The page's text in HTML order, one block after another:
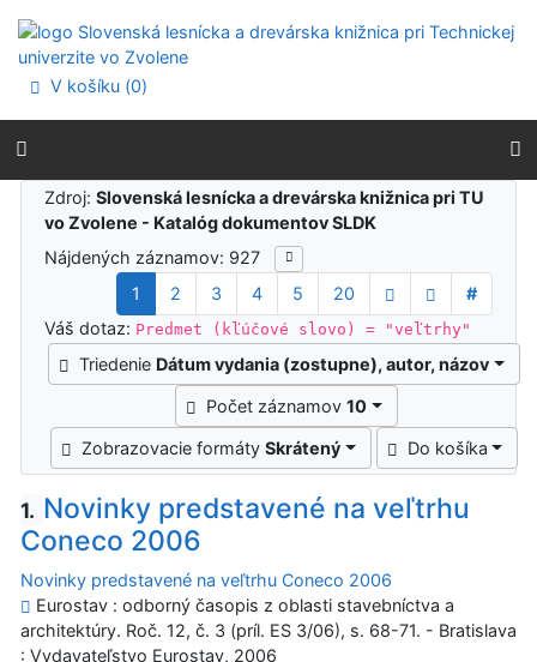
Prejsť na menu
Prehlásenie o webovej prístupnosti
V košíku (0)
Výsledky vyhľadávania
Zdroj:Slovenská lesnícka a drevárska knižnica pri TU
vo Zvolene - Katalóg dokumentov SLDK
Nájdených záznamov: 927
1
2 3 4 5 20
#
Váš dotaz: Predmet (kľúčové slovo) = "veľtrhy"
Triedenie Dátum vydania (zostupne), autor, názov
Počet záznamov10
Zobrazovacie formátySkrátený Do košíka
1. Novinky predstavené na veľtrhu
Coneco 2006
Novinky predstavené na veľtrhu Coneco 2006
Eurostav : odborný časopis z oblasti stavebníctva a
architektúry. Roč. 12, č. 3 (príl. ES 3/06), s. 68-71. - Bratislava
: Vydavateľstvo Eurostav, 2006